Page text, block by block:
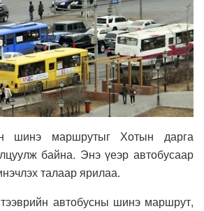
шинэ маршрутыг Хотын дарга
байна. Энэ үеэр автобусаар
талаар ярилаа.
автобусны шинэ маршрут,